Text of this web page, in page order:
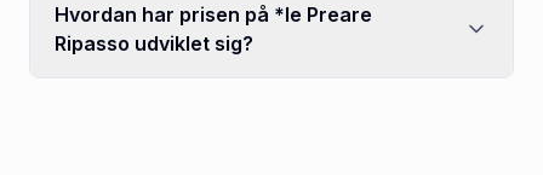
Hvordan har prisen på *le Preare
Ripasso udviklet sig?